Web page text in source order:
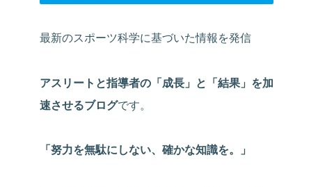
最新のスポーツ科学に基づいた情報を発信
アスリートと指導者の「成長」と「結果」を加
速させるブログです。
「努力を無駄にしない、確かな知識を。」